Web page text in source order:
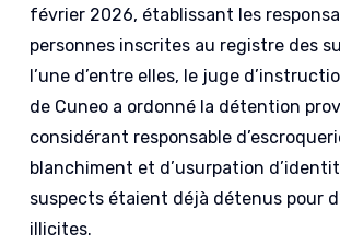
février 2026, établissant les
personnes inscrites au registre des
l’une d’entre elles, le juge
de Cuneo a ordonné la détention
considérant responsable
blanchiment et d’usurpation
suspects étaient déjà détenus pour
illicites.